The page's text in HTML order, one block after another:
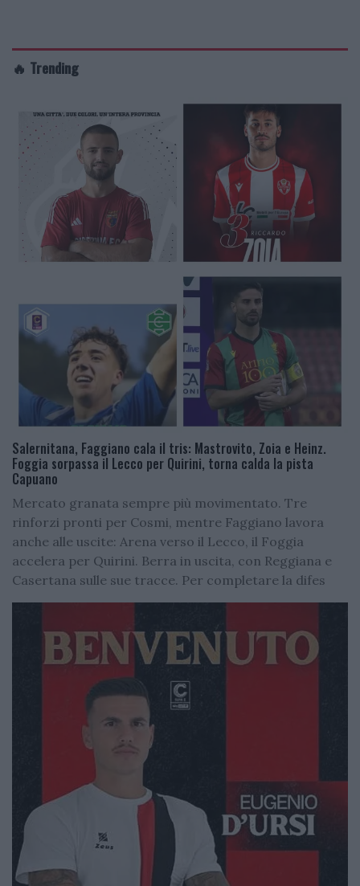
🔥 Trending
Salernitana, Faggiano cala il tris: Mastrovito, Zoia e Heinz.
Foggia sorpassa il Lecco per Quirini, torna calda la pista
Capuano
Mercato granata sempre più movimentato. Tre
rinforzi pronti per Cosmi, mentre Faggiano lavora
anche alle uscite: Arena verso il Lecco, il Foggia
accelera per Quirini. Berra in uscita, con Reggiana e
Casertana sulle sue tracce. Per completare la difes